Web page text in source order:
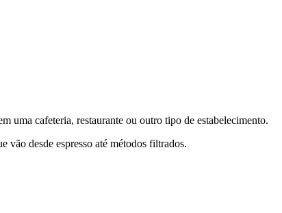
uma cafeteria, restaurante ou outro tipo de estabelecimento.
vão desde espresso até métodos filtrados.